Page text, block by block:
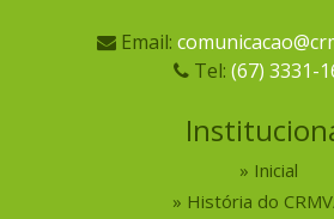
Email:
Tel: (67) 3331-
Inicial
História do